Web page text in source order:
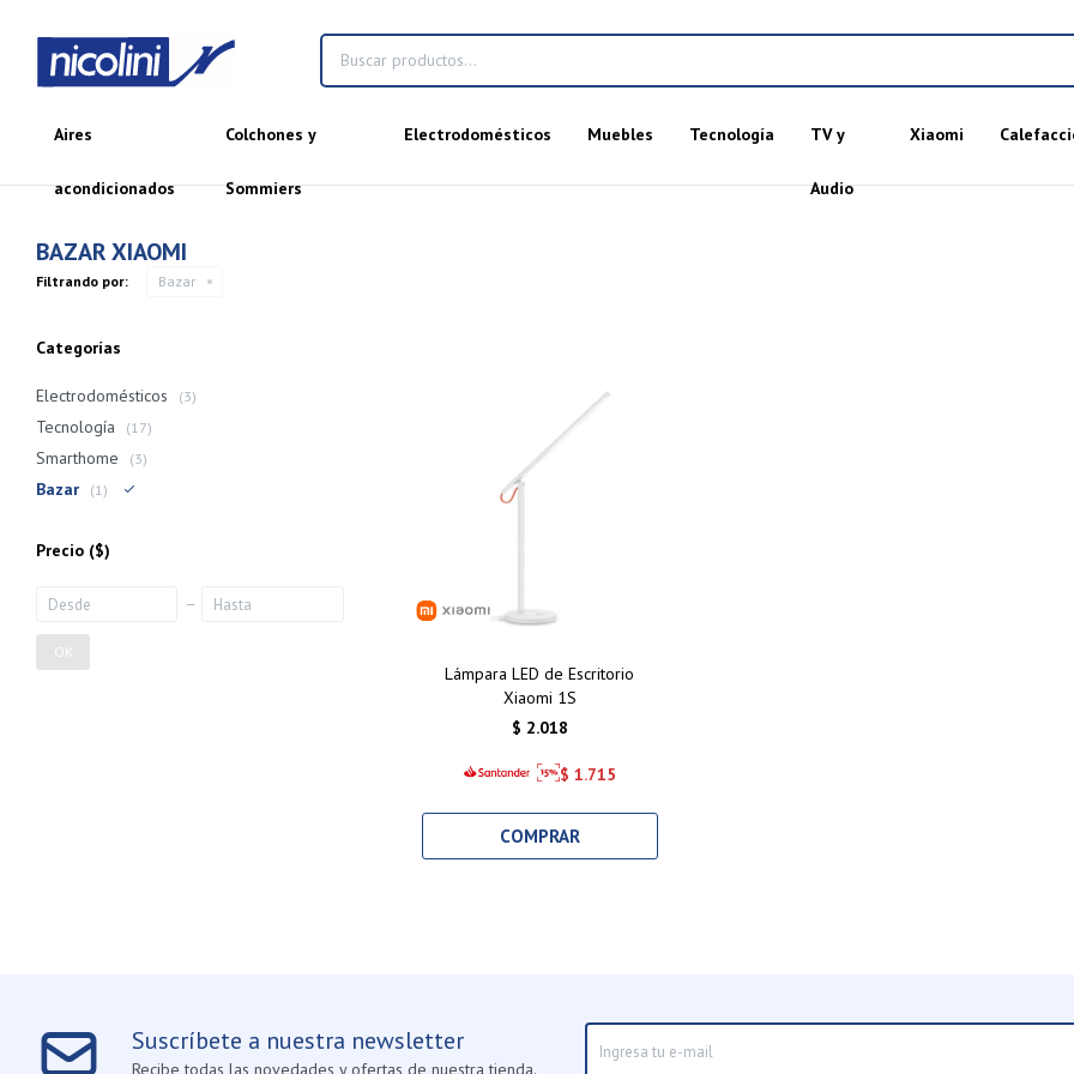
Aires
acondicionados
Colchones y
Sommiers
Electrodomésticos Muebles Tecnología TV y
Audio
Xiaomi
BAZAR XIAOMI
Filtrando por:
Bazar
Lámpara LED de Escritorio
Xiaomi 1S
$ 2.018
$ 1.715
Categorías
Electrodomésticos (3)
Tecnología (17)
Smarthome (3)
Bazar (1)
Precio ($)
OK
Suscríbete a nuestra newsletter
Recibe todas las novedades y ofertas de nuestra tienda.